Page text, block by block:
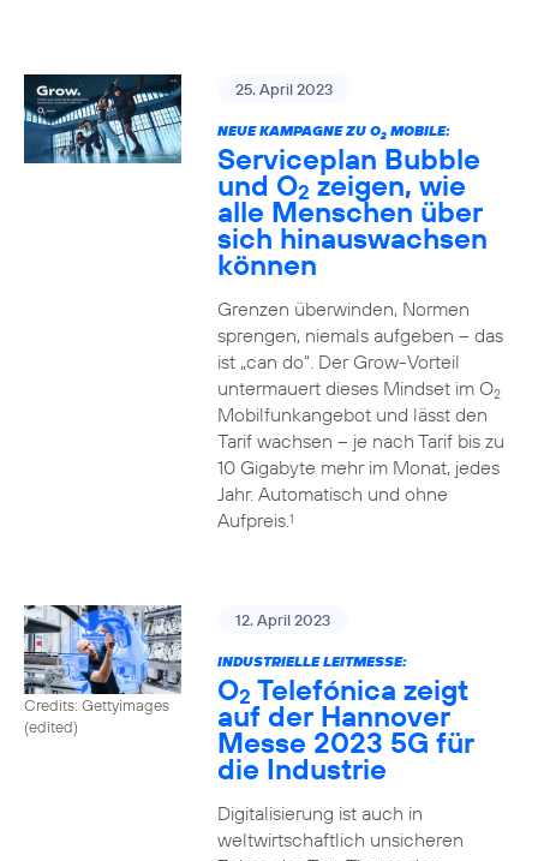
25. April 2023
NEUE KAMPAGNE ZU O2MOBILE:
Serviceplan Bubble
und O2 zeigen, wie
alle Menschen über
sich hinauswachsen
können
Grenzen überwinden, Normen
sprengen, niemals aufgeben – das
ist „can do“. Der Grow-Vorteil
untermauert dieses Mindset im O2
Mobilfunkangebot und lässt den
Tarif wachsen – je nach Tarif bis zu
10 Gigabyte mehr im Monat, jedes
Jahr. Automatisch und ohne
Aufpreis.1
Credits: Gettyimages
(edited)
12. April 2023
INDUSTRIELLE LEITMESSE:
O2 Telefónica zeigt
auf der Hannover
Messe 2023 5G für
die Industrie
Digitalisierung ist auch in
weltwirtschaftlich unsicheren